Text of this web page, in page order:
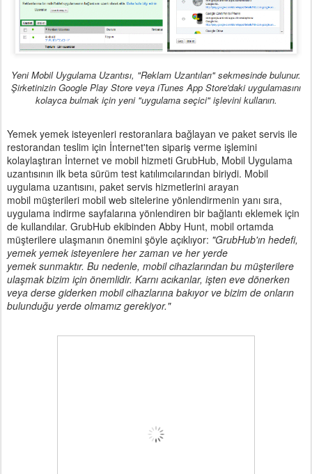
Yeni Mobil Uygulama Uzantısı, "Reklam Uzantıları" sekmesinde bulunur.
Şirketinizin Google Play Store veya iTunes App Store'daki uygulamasını
kolayca bulmak için yeni "uygulama seçici" işlevini kullanın.
Yemek yemek isteyenleri restoranlara bağlayan ve paket servis ile
restorandan teslim için İnternet'ten sipariş verme işlemini
kolaylaştıran İnternet ve mobil hizmeti GrubHub, Mobil Uygulama
uzantısının ilk beta sürüm test katılımcılarından biriydi. Mobil
uygulama uzantısını, paket servis hizmetlerini arayan
mobil müşterileri mobil web sitelerine yönlendirmenin yanı sıra,
uygulama indirme sayfalarına yönlendiren bir bağlantı eklemek için
de kullandılar. GrubHub ekibinden Abby Hunt, mobil ortamda
müşterilere ulaşmanın önemini şöyle açıklıyor: "GrubHub'ın hedefi,
yemek yemek isteyenlere her zaman ve her yerde
yemek sunmaktır. Bu nedenle, mobil cihazlarından bu müşterilere
ulaşmak bizim için önemlidir. Karnı acıkanlar, işten eve dönerken
veya derse giderken mobil cihazlarına bakıyor ve bizim de onların
bulunduğu yerde olmamız gerekiyor."